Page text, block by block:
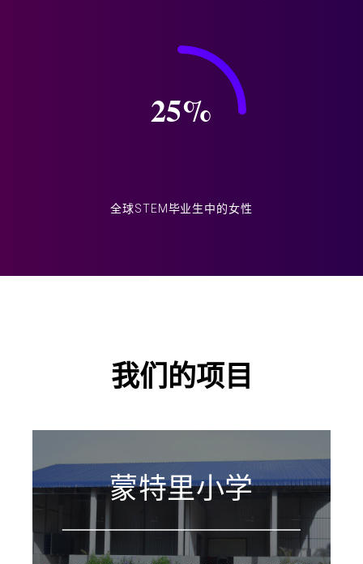
25%
全球STEM毕业生中的女性
我们的项目
蒙特里小学